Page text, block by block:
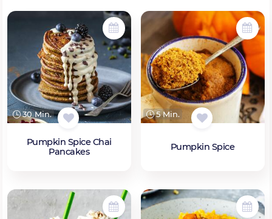
30 Min.
Pumpkin Spice Chai
Pancakes
5 Min.
Pumpkin Spice